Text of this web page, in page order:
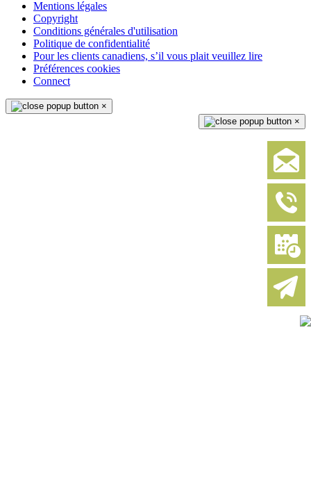
Mentions légales
Copyright
Conditions générales d'utilisation
Politique de confidentialité
Pour les clients canadiens, s’il vous plait veuillez lire
Préférences cookies
Connect
×
×